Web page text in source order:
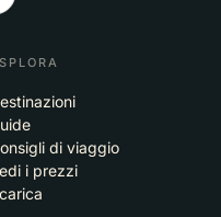
di viaggio
i prezzi